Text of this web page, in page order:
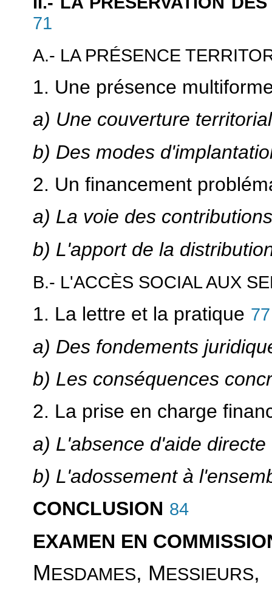
71
A.- LA PRÉSENCE
1. Une présence
a) Une couverture
b) Des modes
2. Un financement
a) La voie des
b) L'apport de la
B.- L'ACCÈS SOCIAL AUX
1. La lettre et la pratique 77
a) Des fondements
b) Les conséquences
2. La prise en charge
a) L'absence d'aide directe
b) L'adossement à
CONCLUSION 84
EXAMEN EN
MESDAMES, MESSIEURS,